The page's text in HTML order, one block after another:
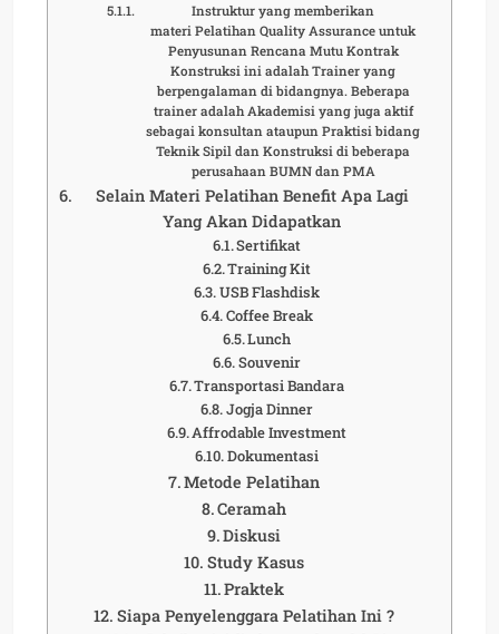
Instruktur yang memberikan
materi Pelatihan Quality Assurance untuk
Penyusunan Rencana Mutu Kontrak
Konstruksi ini adalah Trainer yang
berpengalaman di bidangnya. Beberapa
trainer adalah Akademisi yang juga aktif
sebagai konsultan ataupun Praktisi bidang
Teknik Sipil dan Konstruksi di beberapa
perusahaan BUMN dan PMA
Selain Materi Pelatihan Benefit Apa Lagi
Yang Akan Didapatkan
Sertifikat
Training Kit
USB Flashdisk
Coffee Break
Lunch
Souvenir
Transportasi Bandara
Jogja Dinner
Affrodable Investment
Dokumentasi
Metode Pelatihan
Ceramah
Diskusi
Study Kasus
Praktek
Siapa Penyelenggara Pelatihan Ini ?